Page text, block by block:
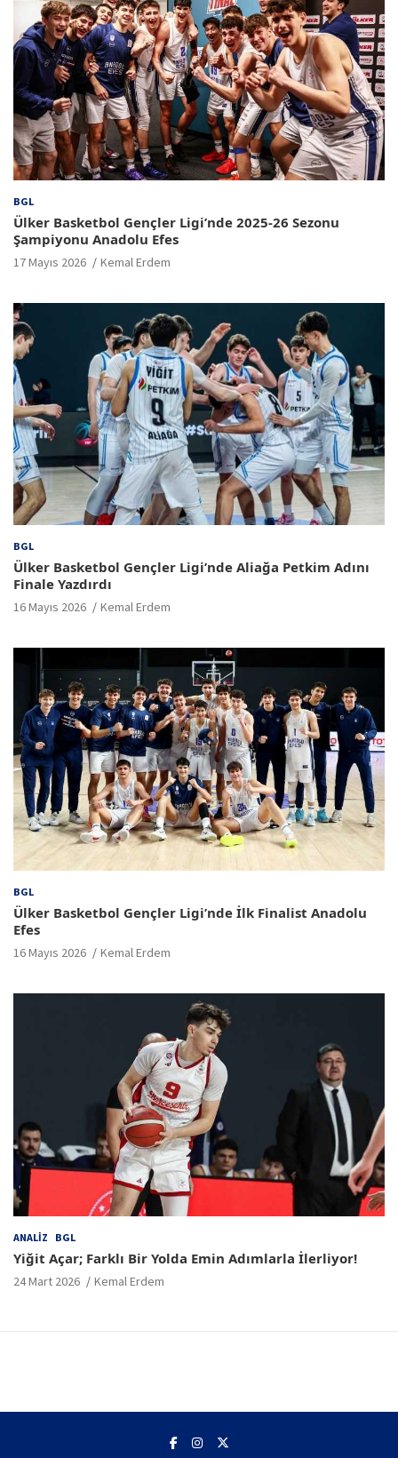
BGL
Ülker Basketbol Gençler Ligi’nde 2025-26 Sezonu
Şampiyonu Anadolu Efes
17 Mayıs 2026 Kemal Erdem
BGL
Ülker Basketbol Gençler Ligi’nde Aliağa Petkim Adını
Finale Yazdırdı
16 Mayıs 2026 Kemal Erdem
BGL
Ülker Basketbol Gençler Ligi’nde İlk Finalist Anadolu
Efes
16 Mayıs 2026 Kemal Erdem
ANALIZ BGL
Yiğit Açar; Farklı Bir Yolda Emin Adımlarla İlerliyor!
24 Mart 2026 Kemal Erdem